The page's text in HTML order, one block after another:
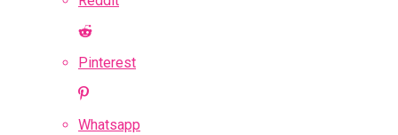
Pinterest
Whatsapp